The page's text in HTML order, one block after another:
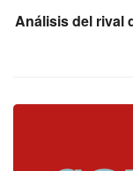
Análisis del rival